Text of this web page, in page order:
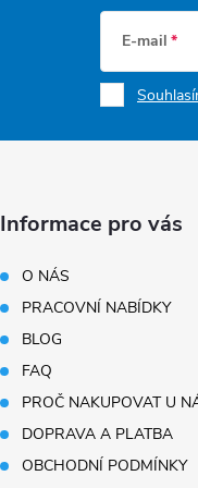
E-mail
Informace pro vás
O NÁS
PRACOVNÍ NABÍDKY
BLOG
FAQ
PROČ NAKUPOVAT U
DOPRAVA A PLATBA
OBCHODNÍ PODMÍNKY